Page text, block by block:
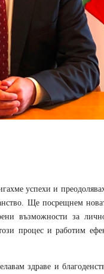
успехи и
Ще посрещнем
възможности за
процес и работим
здраве и